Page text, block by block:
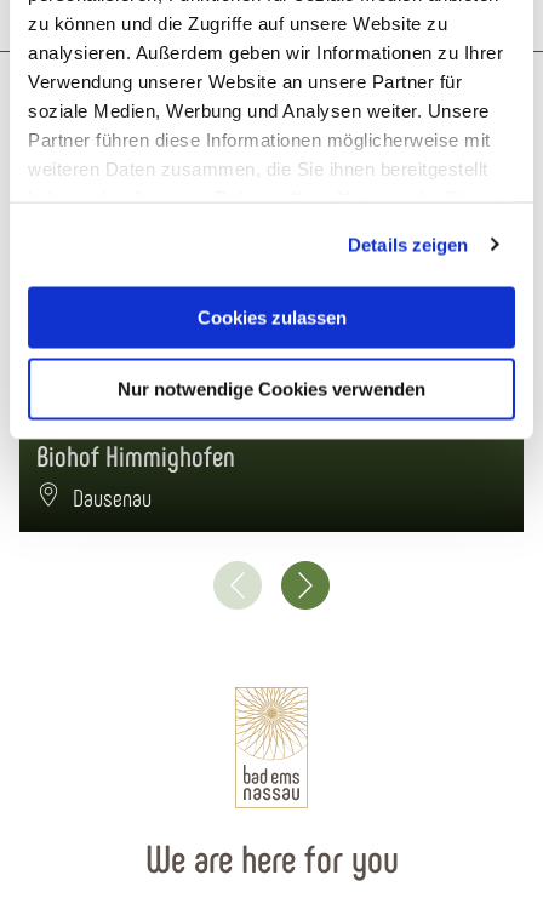
zu können und die Zugriffe auf unsere Website zu
analysieren. Außerdem geben wir Informationen zu Ihrer
Verwendung unserer Website an unsere Partner für
soziale Medien, Werbung und Analysen weiter. Unsere
Partner führen diese Informationen möglicherweise mit
weiteren Daten zusammen, die Sie ihnen bereitgestellt
Cookies, wenn Sie unsere Webseite weiterhin nutzen.
Details zeigen
Cookies zulassen
Nur notwendige Cookies verwenden
More like this
Biohof Himmighofen
Dausenau
We are here for you